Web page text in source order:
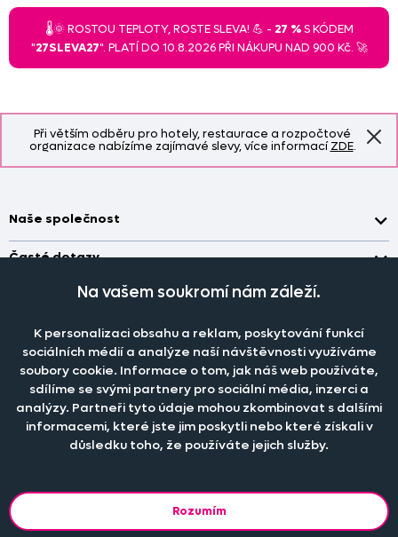
Při větším odběru pro hotely, restaurace a rozpočtové
organizace nabízíme zajímavé slevy, více informacíZDE.
🌡️🌞 ROSTOU TEPLOTY, ROSTE SLEVA! 💪 - 27 %S KÓDEM
"27SLEVA27". PLATÍ DO 10.8.2026 PŘI NÁKUPU NAD 900 Kč. 🚀
Staňte se členem klubu Dante.cz
Objevte slevy pro členy, získejte akční nabídky, novinky, tipy a
Naše společnost
Doprava a platba
Obchodní podmínky
Nastavení cookies
Katalog zdarma
Časté dotazy
Jak změřit okno pro nákup záclon?
Jak prát záclony a závěsy?
Jak prát povlečení a prostěradla?
Informace o materiálech
Šití záclon a závěsů
PRODEJNÍ ODDĚLENÍ - TELEFONICKY
po-pá 7:30 - 16:00
Tel.:777 111 818
e-mail:dotazy@dante.cz
reklamace:reklamace@dante.cz
Na vašem soukromí nám záleží.
K personalizaci obsahu a reklam, poskytování funkcí
sociálních médií a analýze naší návštěvnosti využíváme
soubory cookie. Informace o tom, jak náš web používáte,
sdílíme se svými partnery pro sociální média, inzerci a
analýzy. Partneři tyto údaje mohou zkombinovat s dalšími
informacemi, které jste jim poskytli nebo které získali v
důsledku toho, že používáte jejich služby.
Rozumím